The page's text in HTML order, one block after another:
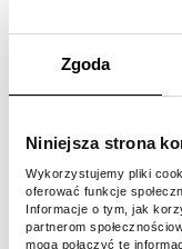
Zgoda
Niniejsza strona
Wykorzystujemy pliki
oferować funkcje
Informacje o tym, jak
partnerom
mogą połączyć te
poboczny
nie oczekuj,